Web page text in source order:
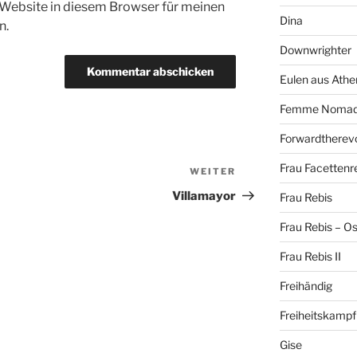
in diesem Browser für meinen
Nächster
Beitrag
WEITER
Villamayor
Dina
Downwrighter
Eulen aus
Femme
Frau
Frau Rebis
Frau Rebis –
Frau Rebis II
Freihändig
Freiheitskampf
Gise